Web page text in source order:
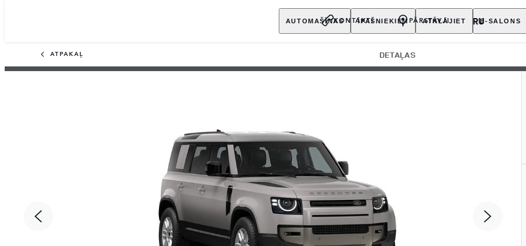
AUTOMAŠĪNAS ĪPAŠNIEKIEM ATKLĀJIET E-SALONS
KONTAKTI PĀRSTĀVJI
ATPAKAĻ DETAĻAS